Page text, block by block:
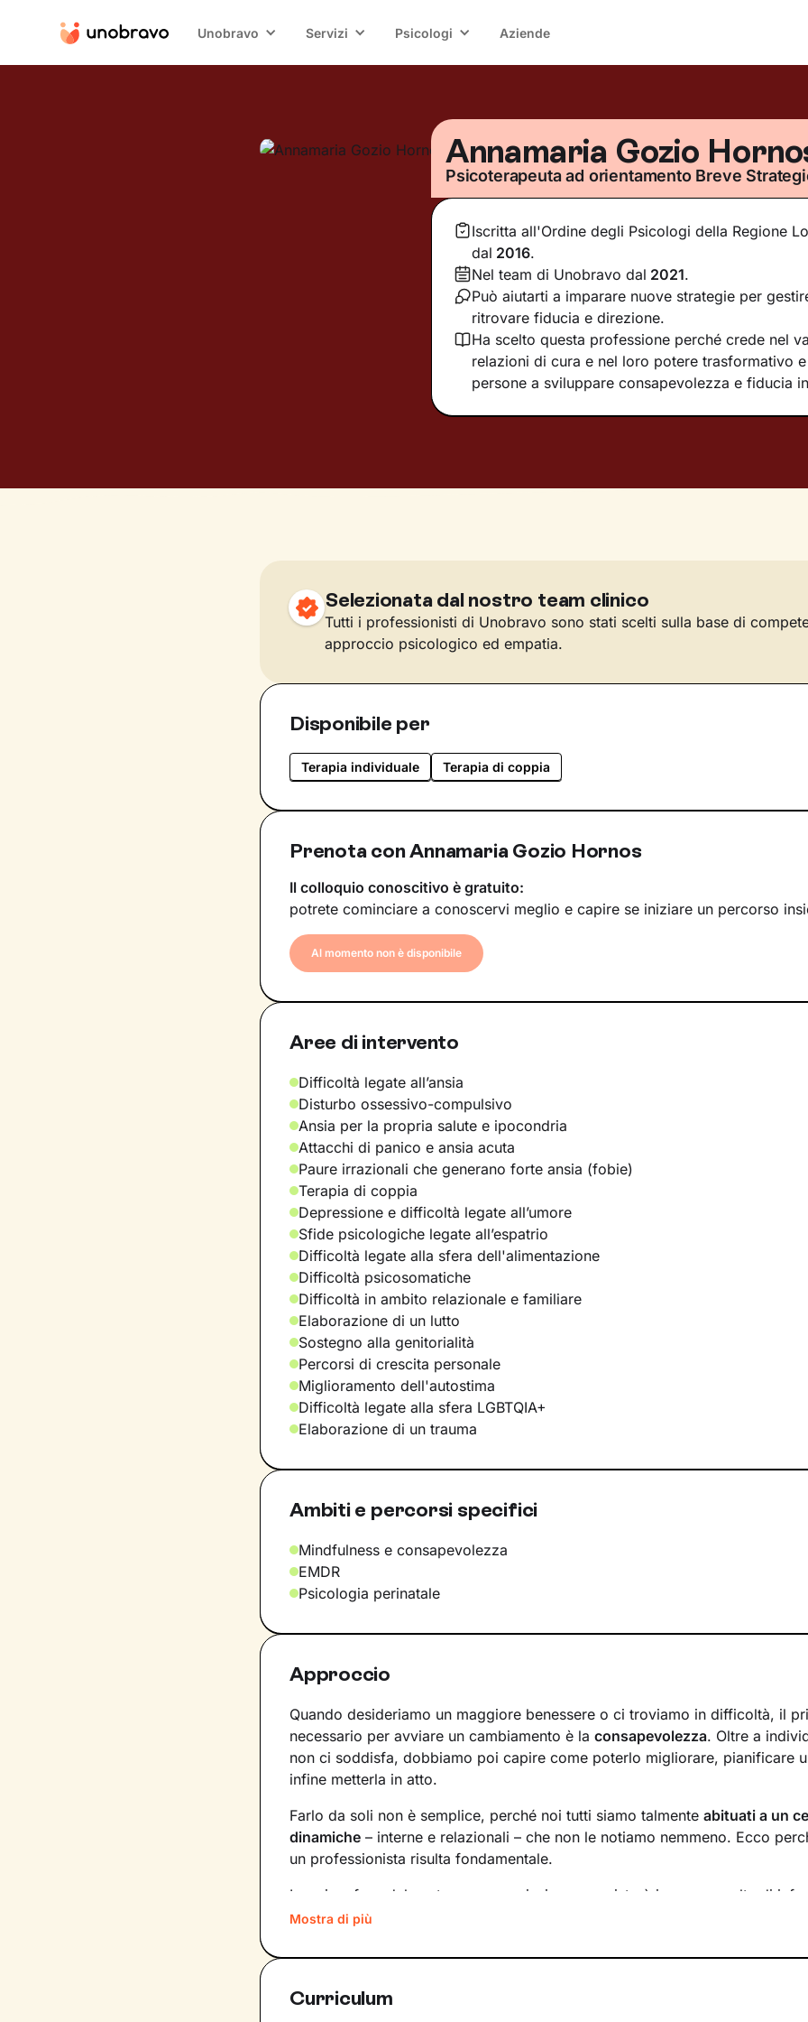
Unobravo Servizi Psicologi Aziende
Annamaria Gozio
Psicoterapeuta ad orientamento Breve
Iscritta all'Ordine degli Psicologi della Regione
dal 2016.
Nel team di Unobravo dal 2021.
Può aiutarti a imparare nuove strategie per
ritrovare fiducia e direzione.
Ha scelto questa professione perché crede nel
relazioni di cura e nel loro potere trasformativo
persone a sviluppare consapevolezza e fiducia
Selezionata dal nostro team clinico
Tutti i professionisti di Unobravo sono stati scelti sulla base di
approccio psicologico ed empatia.
Disponibile per
Terapia individuale Terapia di coppia
Prenota con Annamaria Gozio Hornos
Il colloquio conoscitivo è gratuito:
potrete cominciare a conoscervi meglio e capire se iniziare un percorso
Al momento non è disponibile
Aree di intervento
Difficoltà legate all’ansia
Disturbo ossessivo-compulsivo
Ansia per la propria salute e ipocondria
Attacchi di panico e ansia acuta
Paure irrazionali che generano forte ansia (fobie)
Terapia di coppia
Depressione e difficoltà legate all’umore
Sfide psicologiche legate all’espatrio
Difficoltà legate alla sfera dell'alimentazione
Difficoltà psicosomatiche
Difficoltà in ambito relazionale e familiare
Elaborazione di un lutto
Sostegno alla genitorialità
Percorsi di crescita personale
Miglioramento dell'autostima
Difficoltà legate alla sfera LGBTQIA+
Elaborazione di un trauma
Ambiti e percorsi specifici
Mindfulness e consapevolezza
EMDR
Psicologia perinatale
Approccio
Quando desideriamo un maggiore benessere o ci troviamo in difficoltà, il
necessario per avviare un cambiamento è la consapevolezza. Oltre a
non ci soddisfa, dobbiamo poi capire come poterlo migliorare, pianificare
infine metterla in atto.
Farlo da soli non è semplice, perché noi tutti siamo talmente abituati a un
dinamiche – interne e relazionali – che non le notiamo nemmeno. Ecco
un professionista risulta fondamentale.
La prima fase del nostro percorso insieme consisterà in una raccolta di
porteranno a definire un
aggiornando gli obiettivi di conseguenza.
Una seduta dopo l’altra, andremo ad
Mostra di più
Curriculum